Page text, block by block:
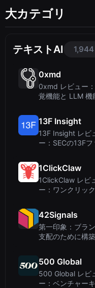
大カテゴリ
テキストAI 1,944
0xmd
0xmd レビュー
覚機能と LLM 機
13F Insight
13F Insight レビ
ー：SECの13Fフ
プレッ...
1ClickClaw
1ClickClaw レビ
ー：ワンクリッ
42Signals
第一印象：ブラ
支配のために構
500 Global
500 Global レビ
ー：ベンチャー